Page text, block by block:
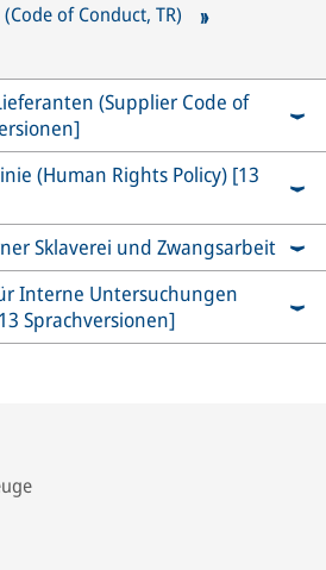
(Code of Conduct, TR)
(Supplier Code of
(Human Rights Policy) [13
Sklaverei und Zwangsarbeit
Interne Untersuchungen
Sprachversionen]